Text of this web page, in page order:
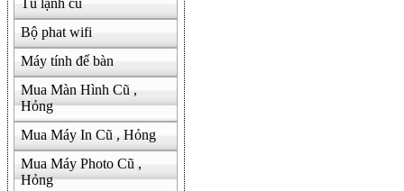
Tủ lạnh cũ
Bộ phat wifi
Máy tính để bàn
Mua Màn Hình Cũ ,
Hỏng
Mua Máy In Cũ , Hỏng
Mua Máy Photo Cũ ,
Hỏng